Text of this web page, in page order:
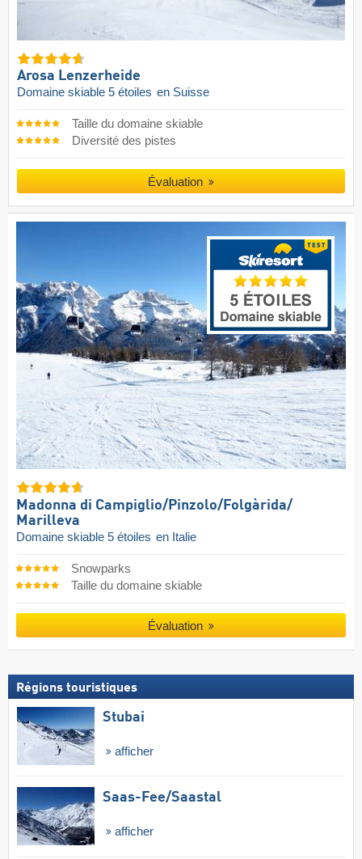
Arosa Lenzerheide
Domaine skiable 5 étoiles en Suisse
Taille du domaine skiable
Diversité des pistes
Évaluation
Madonna di Campiglio/​Pinzolo/​Folgàrida/​
Marilleva
Domaine skiable 5 étoiles en Italie
Snowparks
Taille du domaine skiable
Évaluation
Régions touristiques
Stubai
afficher
Saas-Fee/​Saastal
afficher